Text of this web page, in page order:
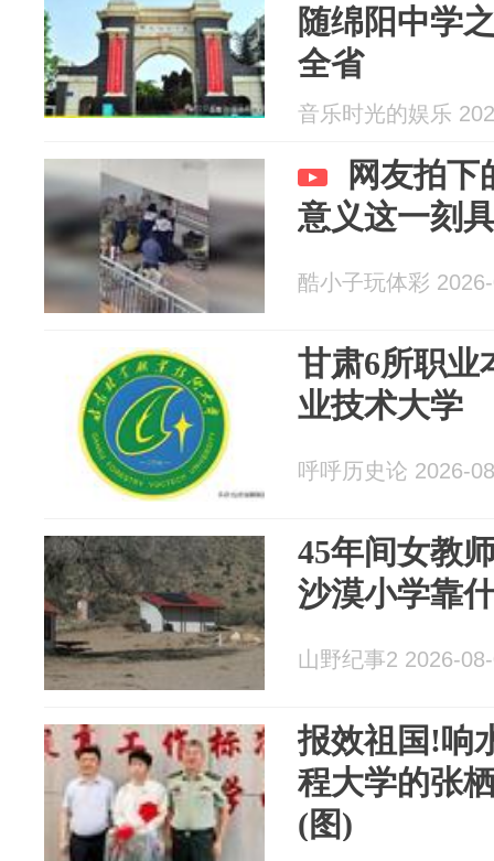
随绵阳中学
全省
音乐时光的娱乐
网友拍
意义这一刻
酷小子玩体彩
甘肃6所职业
业技术大学
呼呼历史论 2026-
45年间女教
沙漠小学靠
山野纪事2 2026-
报效祖国!响
程大学的张
(图)